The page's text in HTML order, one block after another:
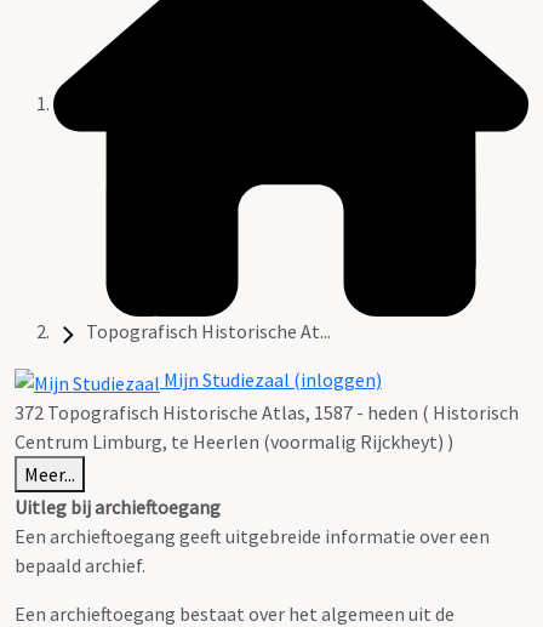
Topografisch Historische At...
Mijn Studiezaal (inloggen)
372 Topografisch Historische Atlas, 1587 - heden ( Historisch
Centrum Limburg, te Heerlen (voormalig Rijckheyt) )
Meer...
Uitleg bij archieftoegang
Een archieftoegang geeft uitgebreide informatie over een
bepaald archief.
Een archieftoegang bestaat over het algemeen uit de